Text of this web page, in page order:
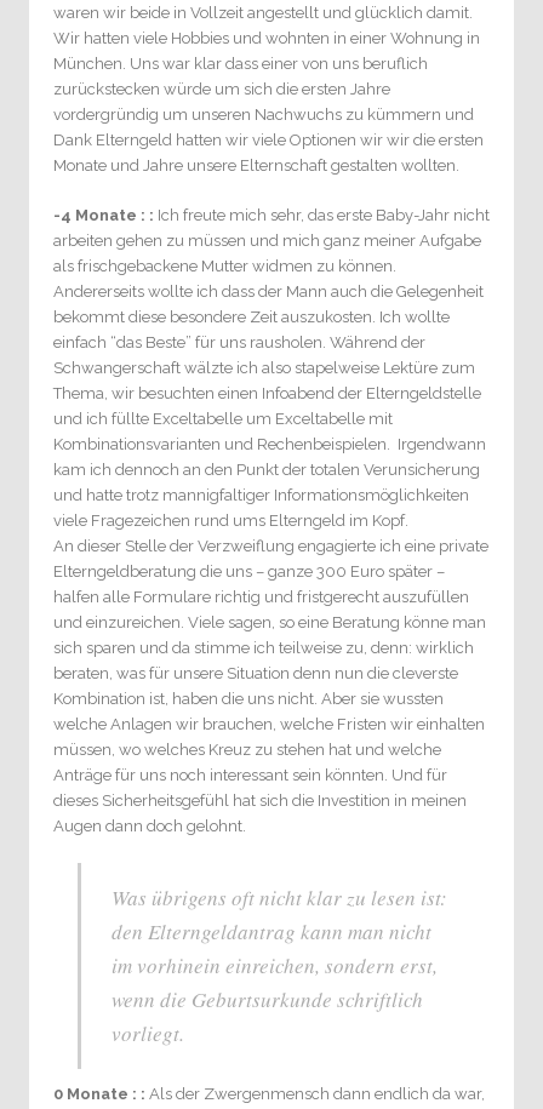
waren wir beide in Vollzeit angestellt und glücklich damit.
Wir hatten viele Hobbies und wohnten in einer Wohnung in
München. Uns war klar dass einer von uns beruflich
zurückstecken würde um sich die ersten Jahre
vordergründig um unseren Nachwuchs zu kümmern und
Dank Elterngeld hatten wir viele Optionen wir wir die ersten
Monate und Jahre unsere Elternschaft gestalten wollten.
-4 Monate : : Ich freute mich sehr, das erste Baby-Jahr nicht
arbeiten gehen zu müssen und mich ganz meiner Aufgabe
als frischgebackene Mutter widmen zu können.
Andererseits wollte ich dass der Mann auch die Gelegenheit
bekommt diese besondere Zeit auszukosten. Ich wollte
einfach “das Beste” für uns rausholen. Während der
Schwangerschaft wälzte ich also stapelweise Lektüre zum
Thema, wir besuchten einen Infoabend der Elterngeldstelle
und ich füllte Exceltabelle um Exceltabelle mit
Kombinationsvarianten und Rechenbeispielen. Irgendwann
kam ich dennoch an den Punkt der totalen Verunsicherung
und hatte trotz mannigfaltiger Informationsmöglichkeiten
viele Fragezeichen rund ums Elterngeld im Kopf.
An dieser Stelle der Verzweiflung engagierte ich eine private
Elterngeldberatung die uns – ganze 300 Euro später –
halfen alle Formulare richtig und fristgerecht auszufüllen
und einzureichen. Viele sagen, so eine Beratung könne man
sich sparen und da stimme ich teilweise zu, denn: wirklich
beraten, was für unsere Situation denn nun die cleverste
Kombination ist, haben die uns nicht. Aber sie wussten
welche Anlagen wir brauchen, welche Fristen wir einhalten
müssen, wo welches Kreuz zu stehen hat und welche
Anträge für uns noch interessant sein könnten. Und für
dieses Sicherheitsgefühl hat sich die Investition in meinen
Augen dann doch gelohnt.
Was übrigens oft nicht klar zu lesen ist:
den Elterngeldantrag kann man nicht
im vorhinein einreichen, sondern erst,
wenn die Geburtsurkunde schriftlich
vorliegt.
0 Monate : : Als der Zwergenmensch dann endlich da war,